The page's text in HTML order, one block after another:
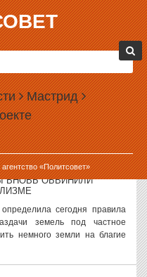
Мастрид
«Политсовет»
ЗА ШУМ В
Думы по законодательству
изменения в закон «Об
на территории
ВНОВЬ ОБВИНИЛИ
определила сегодня правила
земель под частное
немного земли на благие